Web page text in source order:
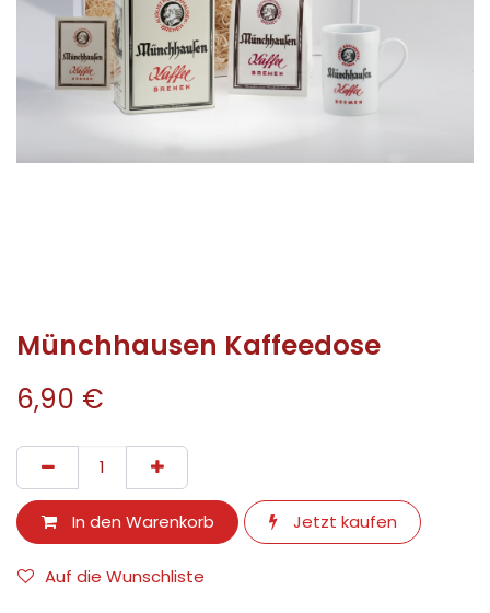
Münchhausen Kaffeedose
6,90 €
In den Warenkorb Jetzt kaufen
Auf die Wunschliste